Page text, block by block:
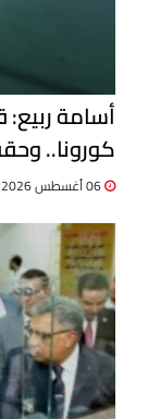
أسامة ربيع:
كورونا.. وحققنا نموًا